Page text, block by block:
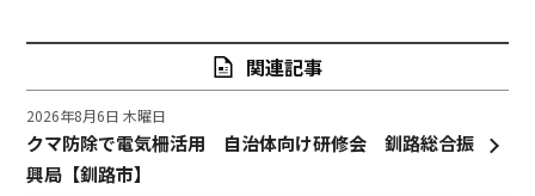
関連記事
クマ防除で電気柵活用 自治体向け研修会 釧路総合振
興局【釧路市】
2026年8月6日 木曜日